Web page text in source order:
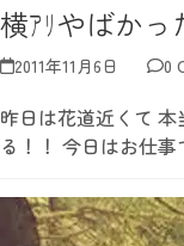
横ｱﾘやばか
2011年11月6日 0
昨日は花道近くて
る！！ 今日はお仕